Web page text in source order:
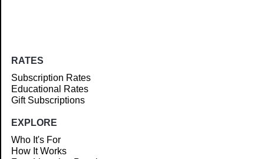
RATES
Subscription Rates
Educational Rates
Gift Subscriptions
EXPLORE
Who It's For
How It Works